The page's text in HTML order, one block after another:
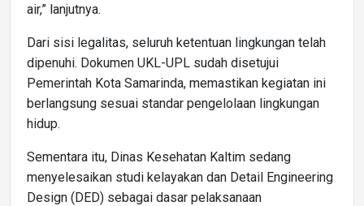
air,” lanjutnya.
Dari sisi legalitas, seluruh ketentuan lingkungan telah
dipenuhi. Dokumen UKL-UPL sudah disetujui
Pemerintah Kota Samarinda, memastikan kegiatan ini
berlangsung sesuai standar pengelolaan lingkungan
hidup.
Sementara itu, Dinas Kesehatan Kaltim sedang
menyelesaikan studi kelayakan dan Detail Engineering
Design (DED) sebagai dasar pelaksanaan